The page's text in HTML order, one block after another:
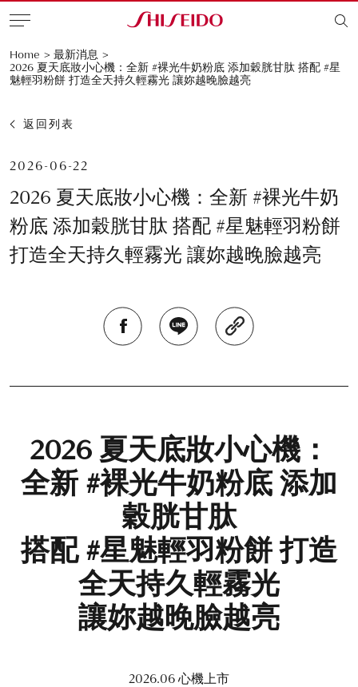
Home > 最新消息 >
2026 夏天底妝小心機：全新 #裸光牛奶粉底 添加穀胱甘肽 搭配 #星
魅輕羽粉餅 打造全天持久輕霧光 讓妳越晚臉越亮
返回列表
2026-06-22
2026 夏天底妝小心機：全新 #裸光牛奶
粉底 添加穀胱甘肽 搭配 #星魅輕羽粉餅
打造全天持久輕霧光 讓妳越晚臉越亮
2026 夏天底妝小心機：
全新 #裸光牛奶粉底 添加
穀胱甘肽
搭配 #星魅輕羽粉餅 打造
全天持久輕霧光
讓妳越晚臉越亮
2026.06 心機上市